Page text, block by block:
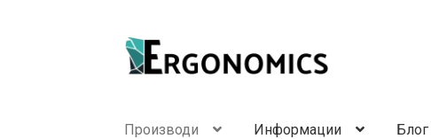
Skip
to
Skip
to
Производи Информации Блог